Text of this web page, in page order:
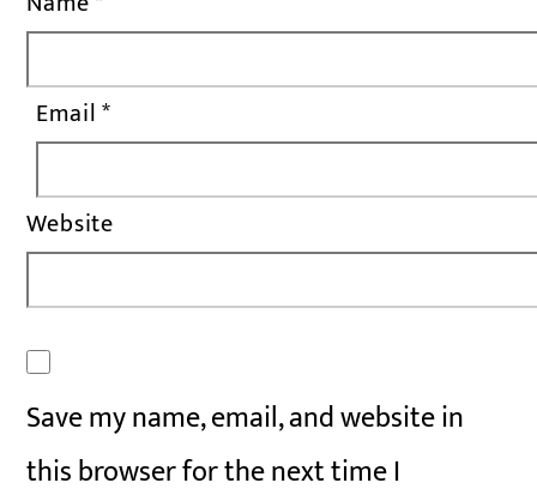
Email*
Website
Save my name, email, and website in
this browser for the next time I